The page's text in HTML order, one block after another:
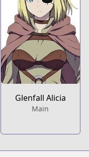
Glenfall Alicia
Main